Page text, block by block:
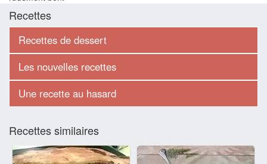
Recettes
Recettes de dessert
Les nouvelles recettes
Une recette au hasard
Recettes similaires